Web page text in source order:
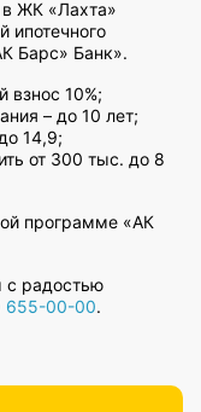
в ЖК «Лахта»
ипотечного
Барс» Банк».
взнос 10%;
– до 10 лет;
14,9;
от 300 тыс. до 8
программе «АК
с радостью
655-00-00.